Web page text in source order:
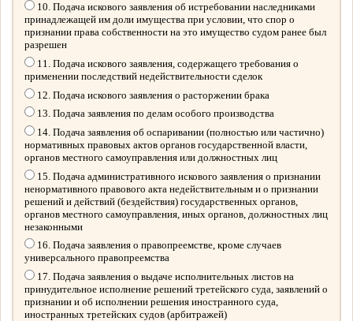
10. Подача искового заявления об истребовании наследниками
принадлежащей им доли имущества при условии, что спор о
признании права собственности на это имущество судом ранее был
разрешен
11. Подача искового заявления, содержащего требования о
применении последствий недействительности сделок
12. Подача искового заявления о расторжении брака
13. Подача заявления по делам особого производства
14. Подача заявления об оспаривании (полностью или частично)
нормативных правовых актов органов государственной власти,
органов местного самоуправления или должностных лиц
15. Подача административного искового заявления о признании
ненормативного правового акта недействительным и о признании
решений и действий (бездействия) государственных органов,
органов местного самоуправления, иных органов, должностных лиц
незаконными
16. Подача заявления о правопреемстве, кроме случаев
универсального правопреемства
17. Подача заявления о выдаче исполнительных листов на
принудительное исполнение решений третейского суда, заявлений о
признании и об исполнении решения иностранного суда,
иностранных третейских судов (арбитражей)